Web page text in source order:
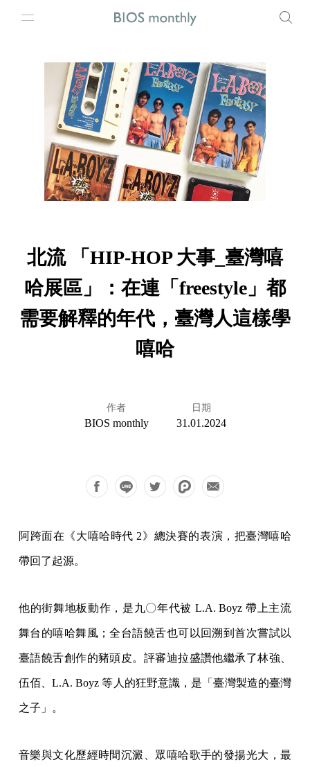
北流 「HIP-HOP 大事_臺灣嘻
哈展區」：在連「freestyle」都
需要解釋的年代，臺灣人這樣學
嘻哈
作者
BIOS monthly
日期
31.01.2024
阿跨面在《大嘻哈時代 2》總決賽的表演，把臺灣嘻哈
帶回了起源。
他的街舞地板動作，是九〇年代被 L.A. Boyz 帶上主流
舞台的嘻哈舞風；全台語饒舌也可以回溯到首次嘗試以
臺語饒舌創作的豬頭皮。評審迪拉盛讚他繼承了林強、
伍佰、L.A. Boyz 等人的狂野意識，是「臺灣製造的臺灣
之子」。
音樂與文化歷經時間沉澱、眾嘻哈歌手的發揚光大，最